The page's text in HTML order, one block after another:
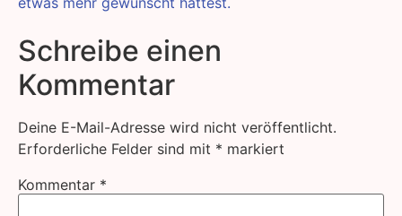
Schreibe einen
Kommentar
Deine E-Mail-Adresse wird nicht veröffentlicht.
Erforderliche Felder sind mit * markiert
Kommentar *